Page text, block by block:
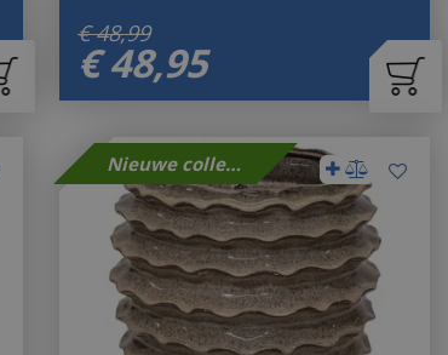
€ 48,99
€ 48,95
Nieuwe collectie